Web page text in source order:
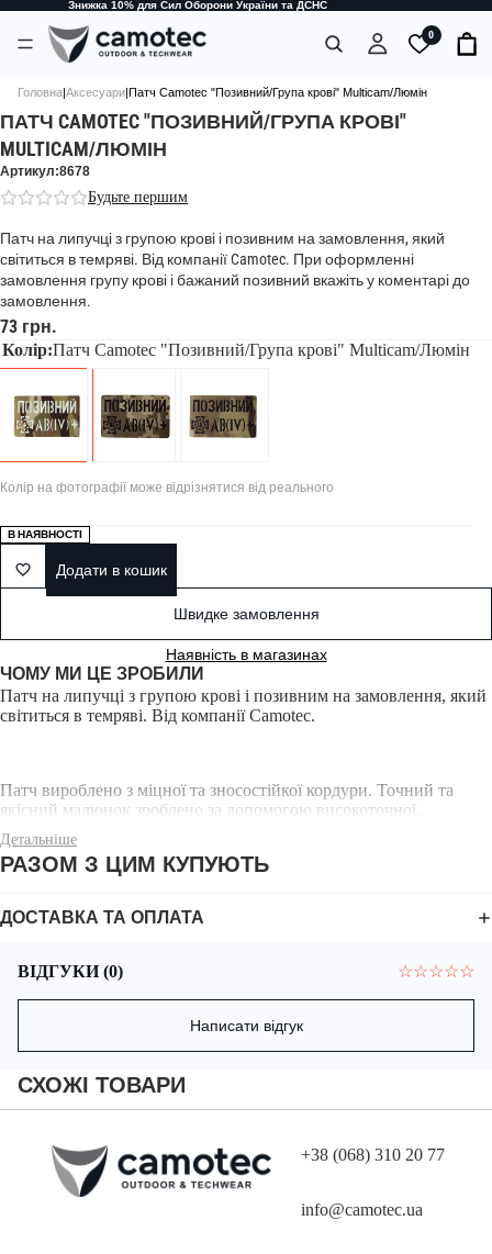
Знижка 10% для Сил Оборони України та ДСНС
0
Головна|Аксесуари|Патч Camotec "Позивний/Група крові" Multicam/Люмін
ПАТЧ CAMOTEC "ПОЗИВНИЙ/ГРУПА КРОВІ"
MULTICAM/ЛЮМІН
Артикул:8678
Будьте першим
Патч на липучці з групою крові і позивним на замовлення, який
світиться в темряві. Від компанії Camotec. При оформленні
замовлення групу крові і бажаний позивний вкажіть у коментарі до
замовлення.
73 грн.
Колір:Патч Camotec "Позивний/Група крові" Multicam/Люмін
Колір на фотографії може відрізнятися від реального
В НАЯВНОСТІ
Додати в кошик
Швидке замовлення
Наявність в магазинах
ЧОМУ МИ ЦЕ ЗРОБИЛИ
Патч на липучці з групою крові і позивним на замовлення, який
світиться в темряві. Від компанії Camotec.
Патч вироблено з міцної та зносостійкої кордури. Точний та
якісний малюнок зроблено за допомогою високоточної,
комп’ютерної різки, що полягає в тому, що отвори прорізаються
в матеріалі лазером, дозволяючи досягти чітких ліній та рівних
країв, що не тріскаються.
нашивки, вклеєний прогумований матеріал, здатний
накопичувати світловий заряд і світитися у темряві.
Малюнок не нанесений на нашивку, а утворюються завдяки
вставці, що проглядає з прорізів кордури. Це робить нашивку
міцною, а зображення – стійким до стирання.
При оформленні замовлення вкажіть бажаний позивний у
Детальніше
РАЗОМ З ЦИМ КУПУЮТЬ
ДОСТАВКА ТА ОПЛАТА
ВІДГУКИ (0) ☆☆☆☆☆
Написати відгук
СХОЖІ ТОВАРИ
+38 (068) 310 20 77
info@camotec.ua